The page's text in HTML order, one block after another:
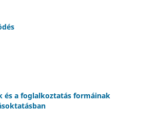
és a foglalkoztatás formáinak